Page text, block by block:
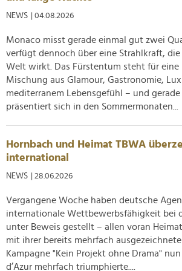
NEWS | 04.08.2026
Monaco misst gerade einmal gut zwei
verfügt dennoch über eine Strahlkraft, die
Welt wirkt. Das Fürstentum steht für eine
Mischung aus Glamour, Gastronomie,
mediterranem Lebensgefühl – und
präsentiert sich in den Sommermonaten...
Hornbach und Heimat TBWA
international
NEWS | 28.06.2026
Vergangene Woche haben deutsche
internationale Wettbewerbsfähigkeit bei
unter Beweis gestellt – allen voran
mit ihrer bereits mehrfach
Kampagne "Kein Projekt ohne Drama"
d’Azur mehrfach triumphierte....